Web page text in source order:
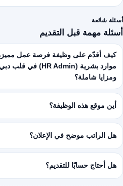
أسئلة شائعة
أسئلة مهمة قبل التقديم
كيف أقدّم على وظيفة فرصة عمل
ومزايا شاملة؟
أين موقع هذه الوظيفة؟
هل الراتب موضح في الإعلان؟
هل أحتاج حسابًا للتقديم؟